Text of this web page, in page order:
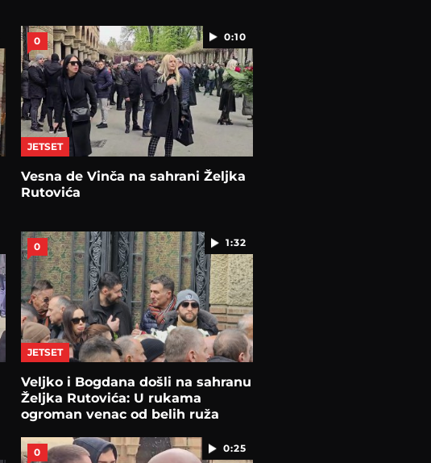
0:10
0
JETSET
Vesna de Vinča na sahrani Željka
Rutovića
1:32
0
JETSET
Veljko i Bogdana došli na sahranu
Željka Rutovića: U rukama
ogroman venac od belih ruža
0:25
0